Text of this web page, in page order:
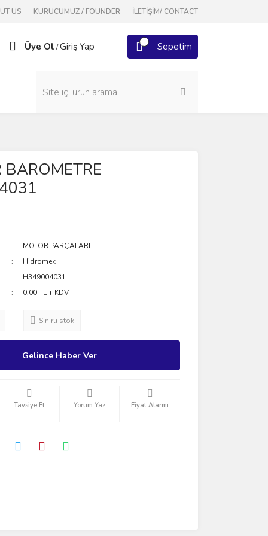
US KURUCUMUZ / FOUNDER İLETİŞİM/ CONTACT
Üye Ol /Giriş Yap Sepetim
BAROMETRE
MOTOR PARÇALARI
Hidromek
H349004031
0,00 TL + KDV
Sınırlı stok
Gelince Haber Ver
Tavsiye Et Yorum Yaz Fiyat Alarmı